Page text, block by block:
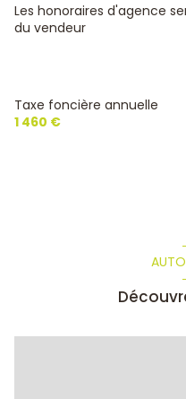
Les honoraires d'agence
du vendeur
Taxe foncière annuelle
1 460 €